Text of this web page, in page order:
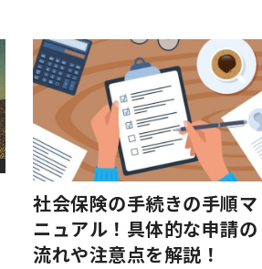
社会保険の手続きの手順マ
ニュアル！具体的な申請の
流れや注意点を解説！